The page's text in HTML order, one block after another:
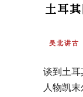
土耳
吴北讲古
谈到土
人物凯